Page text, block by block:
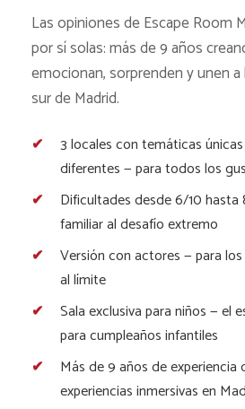
Las opiniones de Escape Room
por sí solas: más de 9 años
emocionan, sorprenden y unen
sur de Madrid.
3 locales con temáticas
diferentes — para todos los
Dificultades desde 6/10
familiar al desafío extremo
Versión con actores — para
al límite
Sala exclusiva para niños — el
para cumpleaños infantiles
Más de 9 años de experiencia
experiencias inmersivas en